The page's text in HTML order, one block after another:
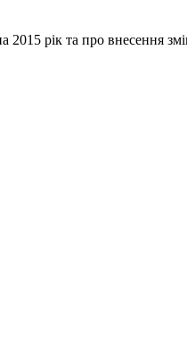
2015 рік та про внесення